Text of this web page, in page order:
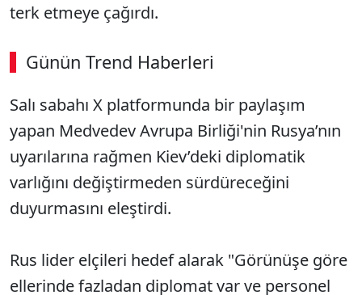
terk etmeye çağırdı.
Günün Trend Haberleri
00:02 / 09:15
Sesi Aç
Salı sabahı X platformunda bir paylaşım
yapan Medvedev Avrupa Birliği'nin Rusya’nın
uyarılarına rağmen Kiev’deki diplomatik
varlığını değiştirmeden sürdüreceğini
duyurmasını eleştirdi.
Rus lider elçileri hedef alarak "Görünüşe göre
ellerinde fazladan diplomat var ve personel